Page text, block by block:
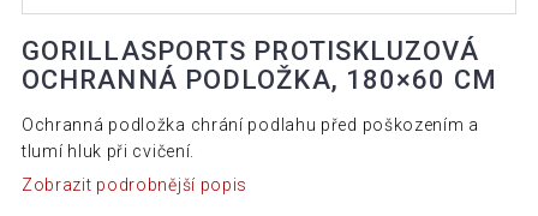
GORILLASPORTS PROTISKLUZOVÁ
OCHRANNÁ PODLOŽKA, 180×60 CM
Ochranná podložka chrání podlahu před poškozením a
tlumí hluk při cvičení.
Zobrazit podrobnější popis